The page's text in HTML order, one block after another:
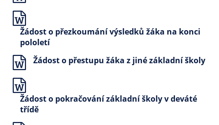
Žádost o přezkoumání výsledků žáka na konci
pololetí
Žádost o přestupu žáka z jiné základní školy
Žádost o pokračování základní školy v deváté
třídě